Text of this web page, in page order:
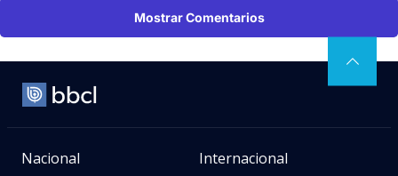
Mostrar Comentarios
Nacional Internacional